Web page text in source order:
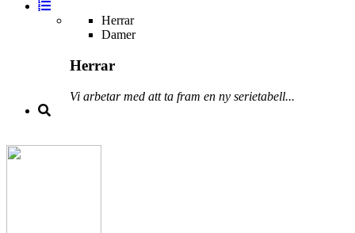
Herrar
Damer
Herrar
Vi arbetar med att ta fram en ny serietabell...